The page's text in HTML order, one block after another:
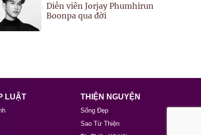
Diễn viên Jorjay Phumhirun
Boonpa qua đời
LUẬT THIỆN NGUYỆN
Sống Đẹp
Sao Từ Thiện